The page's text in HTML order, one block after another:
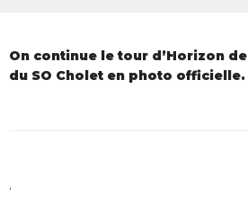
On continue le tour d’Horizon
du SO Cholet en photo officielle.
.